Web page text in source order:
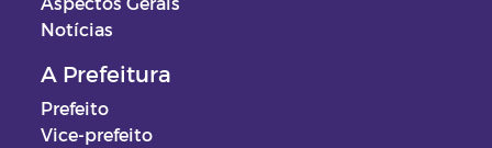
Notícias
A Prefeitura
Prefeito
Vice-prefeito